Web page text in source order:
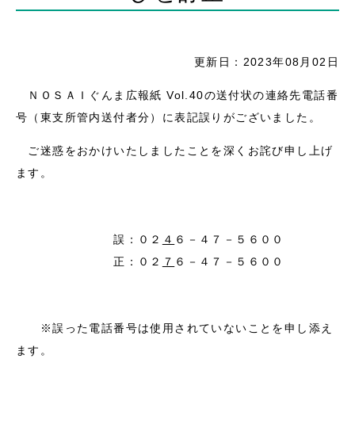
更新日：2023年08月02日
ＮＯＳＡＩぐんま広報紙 Vol.40の送付状の連絡先電話番
号（東支所管内送付者分）に表記誤りがございました。
ご迷惑をおかけいたしましたことを深くお詫び申し上げ
ます。
誤：０２ ４ ６－４７－５６００
正：０２ ７ ６－４７－５６００
※誤った電話番号は使用されていないことを申し添え
ます。